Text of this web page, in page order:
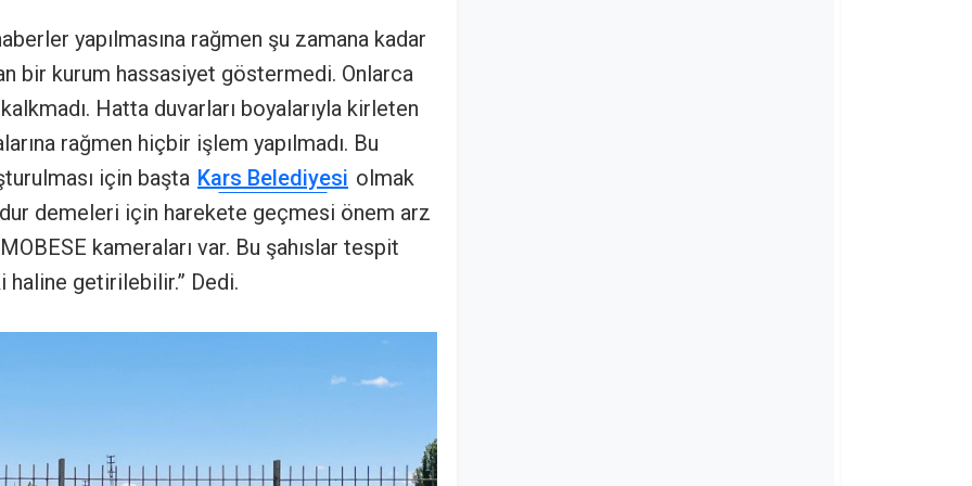
yapılmasına rağmen şu zamana kadar
bir kurum hassasiyet göstermedi. Onlarca
Hatta duvarları boyalarıyla kirleten
rağmen hiçbir işlem yapılmadı. Bu
için başta Kars Belediyesi olmak
demeleri için harekete geçmesi önem arz
kameraları var. Bu şahıslar tespit
getirilebilir.” Dedi.